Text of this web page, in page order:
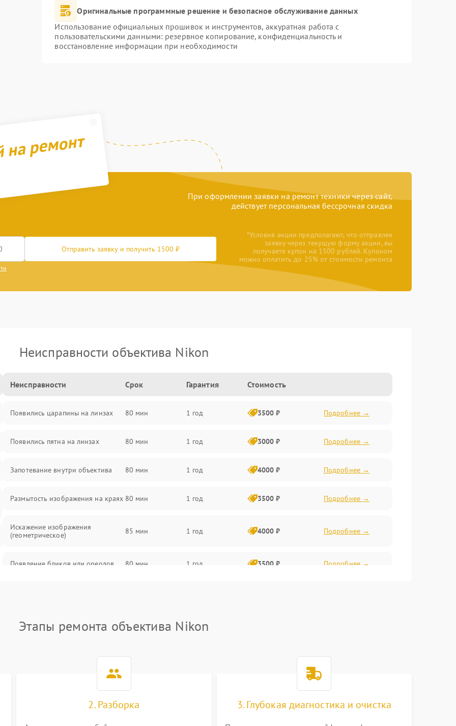
Оригинальные программные решение и безопасное обслуживание данных
Использование официальных прошивок и инструментов, аккуратная работа с
пользовательскими данными: резервное копирование, конфиденциальность и
восстановление информации при необходимости
ремонт
При оформлении заявки на ремонт техники через сайт,
действует персональная бессрочная скидка
Отправить заявку и получить 1500 ₽
*Условия акции предполагают, что отправляя
заявку через текущую форму акции, вы
получаете купон на 1500 рублей. Купоном
можно оплатить до 25% от стоимости ремонта
Неисправности объектива Nikon
Неисправности Срок Гарантия Стоимость
Появились царапины на линзах 80 мин 1 год 3500 ₽ Подробнее →
Появились пятна на линзах 80 мин 1 год 3000 ₽ Подробнее →
Запотевание внутри объектива 80 мин 1 год 4000 ₽ Подробнее →
Размытость изображения на краях 80 мин 1 год 3500 ₽ Подробнее →
Искажение изображения
(геометрическое)
85 мин 1 год 4000 ₽ Подробнее →
Появление бликов или ореолов 80 мин 1 год 3500 ₽ Подробнее →
Этапы ремонта объектива Nikon
2. Разборка 3. Глубокая диагностика и очистка